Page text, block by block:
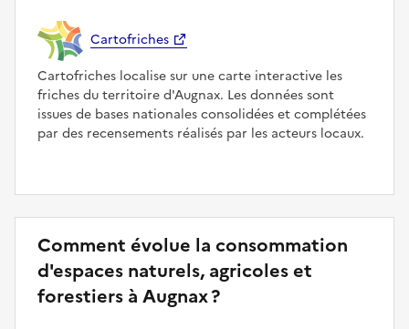
Cartofriches
Cartofriches localise sur une carte interactive les
friches du territoire d'Augnax. Les données sont
issues de bases nationales consolidées et complétées
par des recensements réalisés par les acteurs locaux.
Comment évolue la consommation
d'espaces naturels, agricoles et
forestiers à Augnax ?